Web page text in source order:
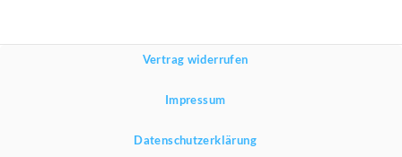
Vertrag widerrufen
Impressum
Datenschutzerklärung